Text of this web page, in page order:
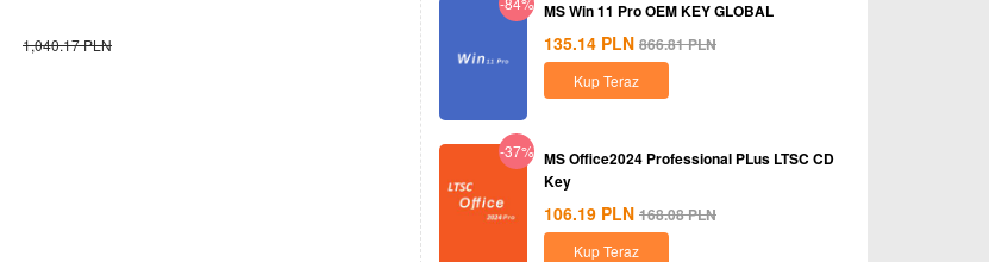
1,040.17PLN
MS Win 11 Pro OEM KEY GLOBAL
135.14 PLN 866.81PLN
Kup Teraz
-37% MS Office2024 Professional PLus LTSC CD
Key
106.19 PLN 168.08PLN
Kup Teraz